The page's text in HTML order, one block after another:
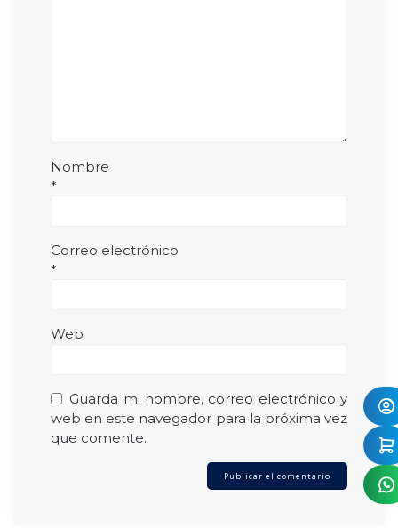
Nombre
*
Correo electrónico
*
Web
Guarda mi nombre, correo electrónico y
web en este navegador para la próxima vez
que comente.